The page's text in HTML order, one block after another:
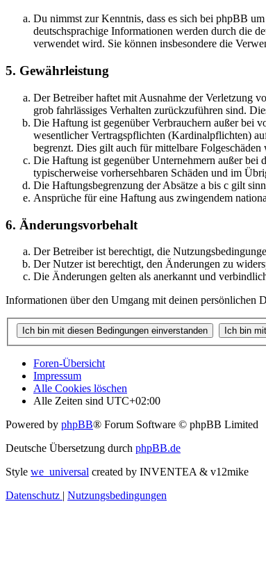
Du nimmst zur Kenntnis, dass es sich bei phpBB
deutschsprachige Informationen werden durch die
verwendet wird. Sie können insbesondere die
5. Gewährleistung
Der Betreiber haftet mit Ausnahme der Verletzung
grob fahrlässiges Verhalten zurückzuführen sind.
Die Haftung ist gegenüber Verbrauchern außer bei
wesentlicher Vertragspflichten (Kardinalpflichten)
begrenzt. Dies gilt auch für mittelbare
Die Haftung ist gegenüber Unternehmern außer bei
typischerweise vorhersehbaren Schäden und im
Die Haftungsbegrenzung der Absätze a bis c gilt
Ansprüche für eine Haftung aus zwingendem
6. Änderungsvorbehalt
Der Betreiber ist berechtigt, die
Der Nutzer ist berechtigt, den Änderungen zu
Die Änderungen gelten als anerkannt und
Informationen über den Umgang mit deinen persönlichen
Foren-Übersicht
Impressum
Alle Cookies löschen
Alle Zeiten sind UTC+02:00
Powered by phpBB® Forum Software © phpBB Limited
Deutsche Übersetzung durch phpBB.de
Style we_universal created by INVENTEA & v12mike
Datenschutz | Nutzungsbedingungen